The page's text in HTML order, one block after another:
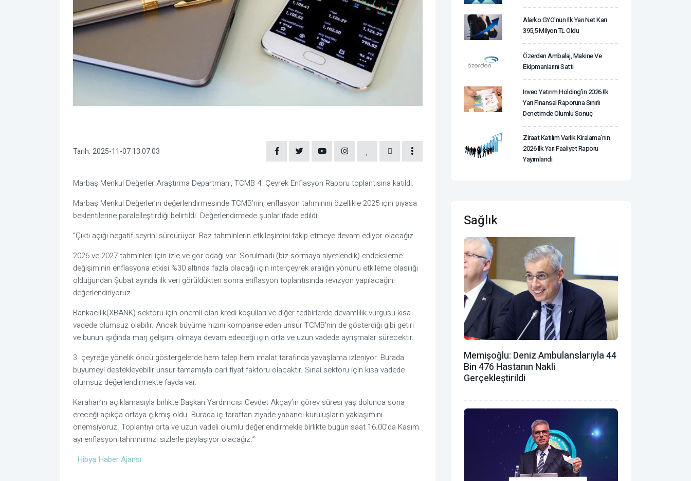
Tarih: 2025-11-07 13:07:03
Marbaş Menkul Değerler Araştırma Departmanı, TCMB 4. Çeyrek Enflasyon Raporu toplantısına katıldı.
Marbaş Menkul Değerler’in değerlendirmesinde TCMB’nin, enflasyon tahminini özellikle 2025 için piyasa
beklentilerine paralelleştirdiği belirtildi. Değerlendirmede şunlar ifade edildi:
“Çıktı açığı negatif seyrini sürdürüyor. Baz tahminlerin etkileşimini takip etmeye devam ediyor olacağız.
2026 ve 2027 tahminleri için izle ve gör odağı var. Sorulmadı (biz sormaya niyetlendik) endeksleme
değişiminin enflasyona etkisi %30 altında fazla olacağı için interçeyrek aralığın yönünü etkileme olasılığı
olduğundan Şubat ayında ilk veri görüldükten sonra enflasyon toplantısında revizyon yapılacağını
değerlendiriyoruz.
Bankacılık(XBANK) sektörü için önemli olan kredi koşulları ve diğer tedbirlerde devamlılık vurgusu kısa
vadede olumsuz olabilir. Ancak büyüme hızını kompanse eden unsur TCMB’nin de gösterdiği gibi getiri
ve bunun ışığında marj gelişimi olmaya devam edeceği için orta ve uzun vadede ayrışmalar sürecektir.
3. çeyreğe yönelik öncü göstergelerde hem talep hem imalat tarafında yavaşlama izleniyor. Burada
büyümeyi destekleyebilir unsur tamamıyla cari fiyat faktörü olacaktır. Sınai sektörü için kısa vadede
olumsuz değerlendirmekte fayda var.
Karahan’ın açıklamasıyla birlikte Başkan Yardımcısı Cevdet Akçay’ın görev süresi yaş dolunca sona
ereceği açıkça ortaya çıkmış oldu. Burada iç taraftan ziyade yabancı kuruluşların yaklaşımını
önemsiyoruz. Toplantıyı orta ve uzun vadeli olumlu değerlendirmekle birlikte bugün saat 16.00’da Kasım
ayı enflasyon tahminimizi sizlerle paylaşıyor olacağız.”
Hibya Haber Ajansı
Alarko GYO'nun Ilk Yarı Net Karı
395,5 Milyon TL Oldu
Özerden Ambalaj, Makine Ve
Ekipmanlarını Sattı
Inveo Yatırım Holding'in 2026 Ilk
Yarı Finansal Raporuna Sınırlı
Denetimde Olumlu Sonuç
Ziraat Katılım Varlık Kiralama'nın
2026 Ilk Yarı Faaliyet Raporu
Yayımlandı
Sağlık
Memişoğlu: Deniz Ambulanslarıyla 44
Bin 476 Hastanın Nakli
Gerçekleştirildi